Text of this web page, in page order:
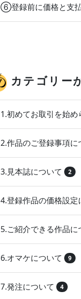
⑥登録前に価格と支
カテゴリー
1.初めてお取引を始
2.作品のご登録事項に
3.見本誌について 2
4.登録作品の価格設定
5.ご紹介できる作品に
6.オマケについて 9
7.発注について 4